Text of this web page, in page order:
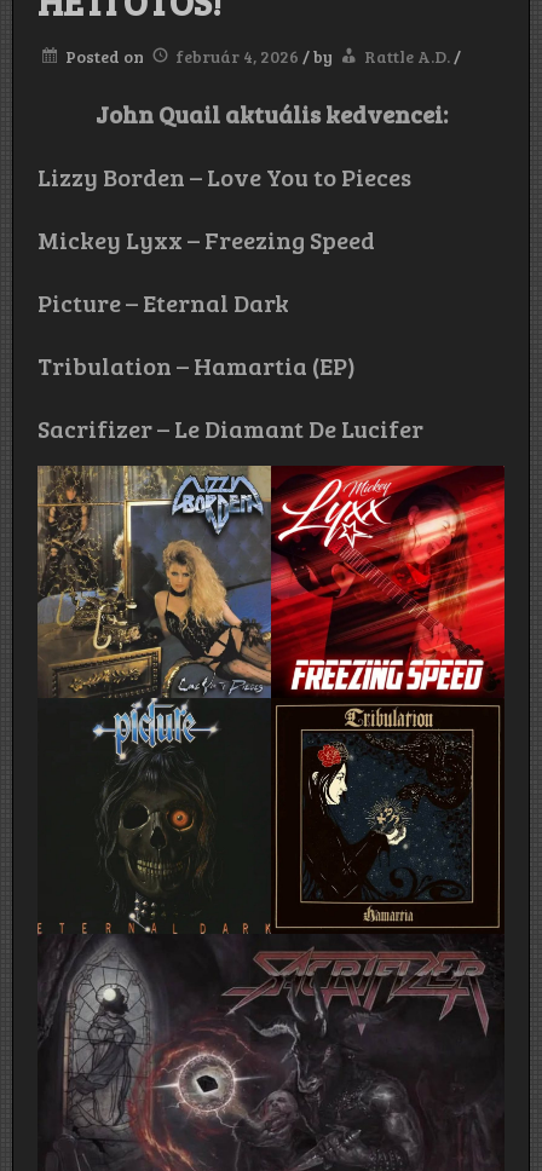
Posted on február 4, 2026 /by Rattle A.D./
John Quail aktuális kedvencei:
Lizzy Borden – Love You to Pieces
Mickey Lyxx – Freezing Speed
Picture – Eternal Dark
Tribulation – Hamartia (EP)
Sacrifizer – Le Diamant De Lucifer